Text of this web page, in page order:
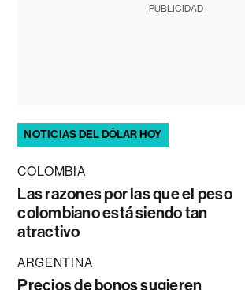
PUBLICIDAD
NOTICIAS DEL DÓLAR HOY
COLOMBIA
Las razones por las que el peso
colombiano está siendo tan
atractivo
ARGENTINA
Precios de bonos sugieren